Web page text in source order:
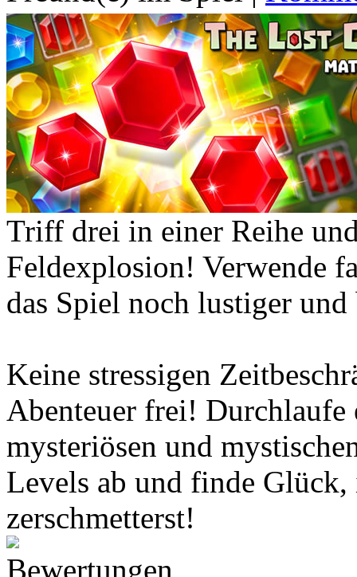
Triff drei in einer Reihe
Feldexplosion! Verwende
das Spiel noch lustiger
Keine stressigen
Abenteuer frei! Durchlaufe
mysteriösen und
Levels ab und finde Glück,
zerschmetterst!
Bewertungen